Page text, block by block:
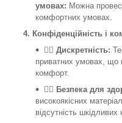
умовах: Можна
комфортних умовах.
4. Конфіденційність і
🕵️‍♀️ Дискретність:
приватних умовах, що
комфорт.
👩‍⚕️ Безпека для
високоякісних
відсутність шкідливих